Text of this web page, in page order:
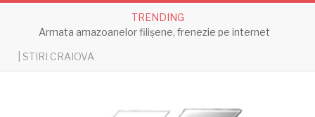
TRENDING
Armata amazoanelor filișene, frenezie pe internet
| STIRI CRAIOVA